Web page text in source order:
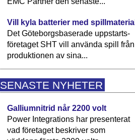
Vill kyla batterier med spillmaterial
Det Göteborgsbaserade upp­starts­
företaget SHT vill använda spill från
produktionen av sina...
SENASTE NYHETER
Galliumnitrid når 2200 volt
Power Integrations har presenterat
vad företaget beskriver som